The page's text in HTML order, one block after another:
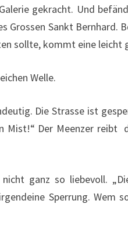
gekracht. Und
Grossen Sankt Bernhard.
sollte, kommt eine leicht
Welle.
Die Strasse ist
Mist!“ Der Meenzer reibt
ganz so liebevoll.
Sperrung. Wem